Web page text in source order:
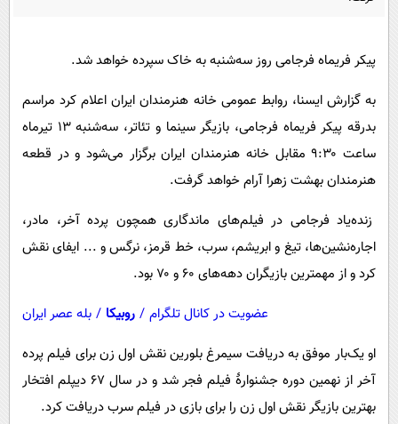
حوادث
سلامت
اجتماعی
آشپزی
دانلود
پیکر فریماه فرجامی روز سه‌شنبه به خاک سپرده خواهد شد.
به گزارش ایسنا، روابط عمومی خانه هنرمندان ایران اعلام کرد مراسم
بدرقه پیکر فریماه فرجامی، بازیگر سینما و تئاتر، سه‌شنبه ۱۳ تیرماه
ساعت ۹:۳۰ مقابل خانه هنرمندان ایران برگزار می‌شود و در قطعه
هنرمندان بهشت زهرا آرام خواهد گرفت.
زنده‌یاد فرجامی در فیلم‌های ماندگاری همچون پرده آخر، مادر،
اجاره‌نشین‌ها، تیغ و ابریشم، سرب، خط قرمز، نرگس و ... ایفای نقش
کرد و از مهمترین بازیگران دهه‌های ۶۰ و ۷۰ بود.
عضویت در کانال تلگرام / روبیکا / بله عصر ایران
او یک‌بار موفق به دریافت سیمرغ بلورین نقش اول زن برای فیلم پرده
آخر از نهمین دوره جشنوارهٔ فیلم فجر شد و در سال ۶۷ دیپلم افتخار
بهترین بازیگر نقش اول زن را برای بازی در فیلم سرب دریافت کرد.